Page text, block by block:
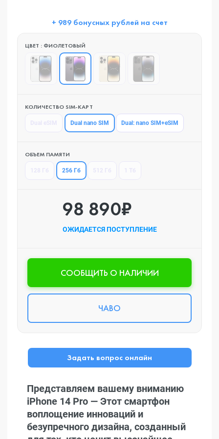
+ 989 бонусных рублей на счет
ЦВЕТ : ФИОЛЕТОВЫЙ
КОЛИЧЕСТВО SIM-КАРТ
Dual nano SIM Dual: nano SIM+eSIM
ОБЪЕМ ПАМЯТИ
256 Гб
98 890₽
ОЖИДАЕТСЯ ПОСТУПЛЕНИЕ
CООБЩИТЬ О НАЛИЧИИ
ЧАВО
Задать вопрос онлайн
Представляем вашему вниманию
iPhone 14 Pro — Этот смартфон
воплощение инноваций и
безупречного дизайна, созданный